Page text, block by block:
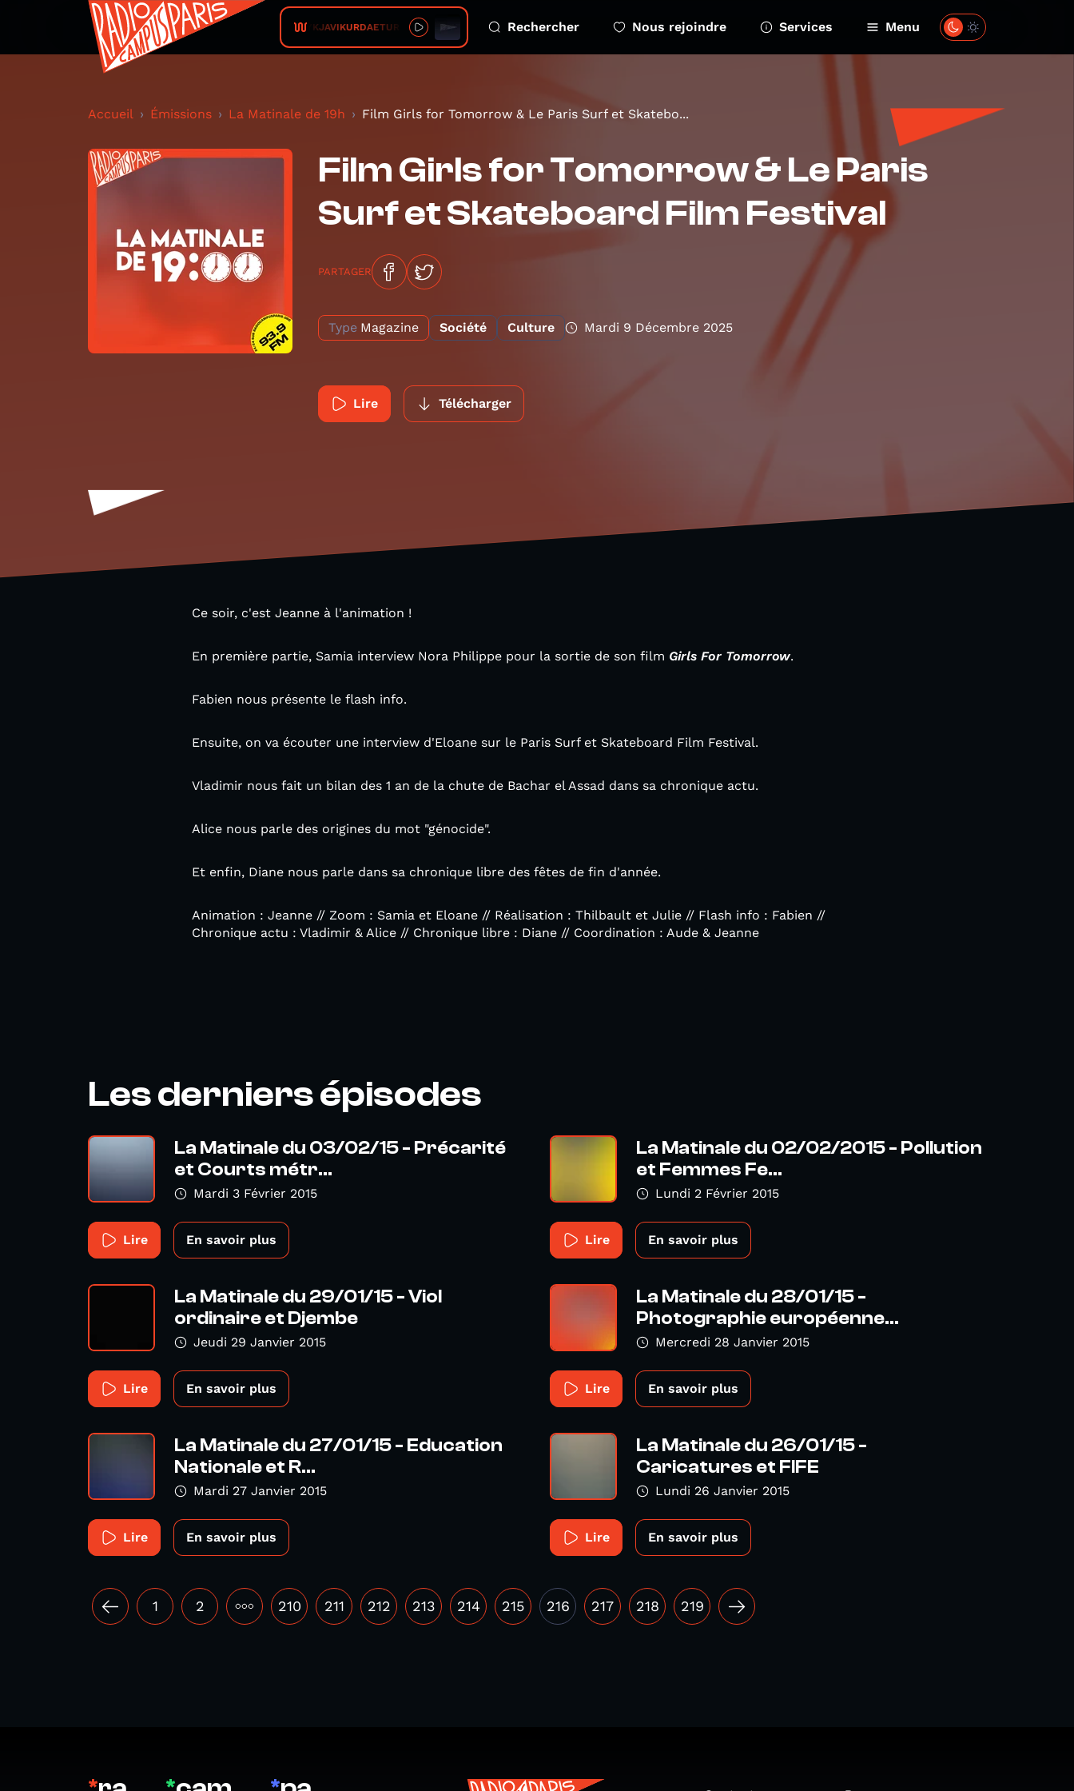
REYKJAVIKURDAETUR • Haepio Rechercher Nous rejoindre Services Menu
Accueil Émissions La Matinale de 19h Film Girls for Tomorrow & Le Paris Surf et Skatebo...
Film Girls for Tomorrow & Le Paris
Surf et Skateboard Film Festival
PARTAGER
Type Magazine Société Culture Mardi 9 Décembre 2025
Lire Télécharger
Ce soir, c'est Jeanne à l'animation !
En première partie, Samia interview Nora Philippe pour la sortie de son film Girls For Tomorrow.
Fabien nous présente le flash info.
Ensuite, on va écouter une interview d'Eloane sur le Paris Surf et Skateboard Film Festival.
Vladimir nous fait un bilan des 1 an de la chute de Bachar el Assad dans sa chronique actu.
Alice nous parle des origines du mot "génocide".
Et enfin, Diane nous parle dans sa chronique libre des fêtes de fin d'année.
Animation : Jeanne // Zoom : Samia et Eloane // Réalisation : Thilbault et Julie // Flash info : Fabien //
Chronique actu : Vladimir & Alice // Chronique libre : Diane // Coordination : Aude & Jeanne
Les derniers épisodes
La Matinale du 03/02/15 - Précarité
et Courts métr...
Mardi 3 Février 2015
Lire En savoir plus
La Matinale du 02/02/2015 - Pollution
et Femmes Fe...
Lundi 2 Février 2015
Lire En savoir plus
La Matinale du 29/01/15 - Viol
ordinaire et Djembe
Jeudi 29 Janvier 2015
Lire En savoir plus
La Matinale du 28/01/15 -
Photographie européenne...
Mercredi 28 Janvier 2015
Lire En savoir plus
La Matinale du 27/01/15 - Education
Nationale et R...
Mardi 27 Janvier 2015
Lire En savoir plus
La Matinale du 26/01/15 -
Caricatures et FIFE
Lundi 26 Janvier 2015
Lire En savoir plus
1 2 ••• 210 211 212 213 214 215 216 217 218 219